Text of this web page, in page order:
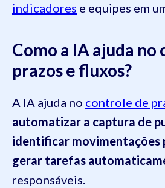
indicadores e equipes em
Como a IA ajuda
prazos e fluxos?
A IA ajuda no controle de
automatizar a captura de
identificar movimentações
gerar tarefas
responsáveis.